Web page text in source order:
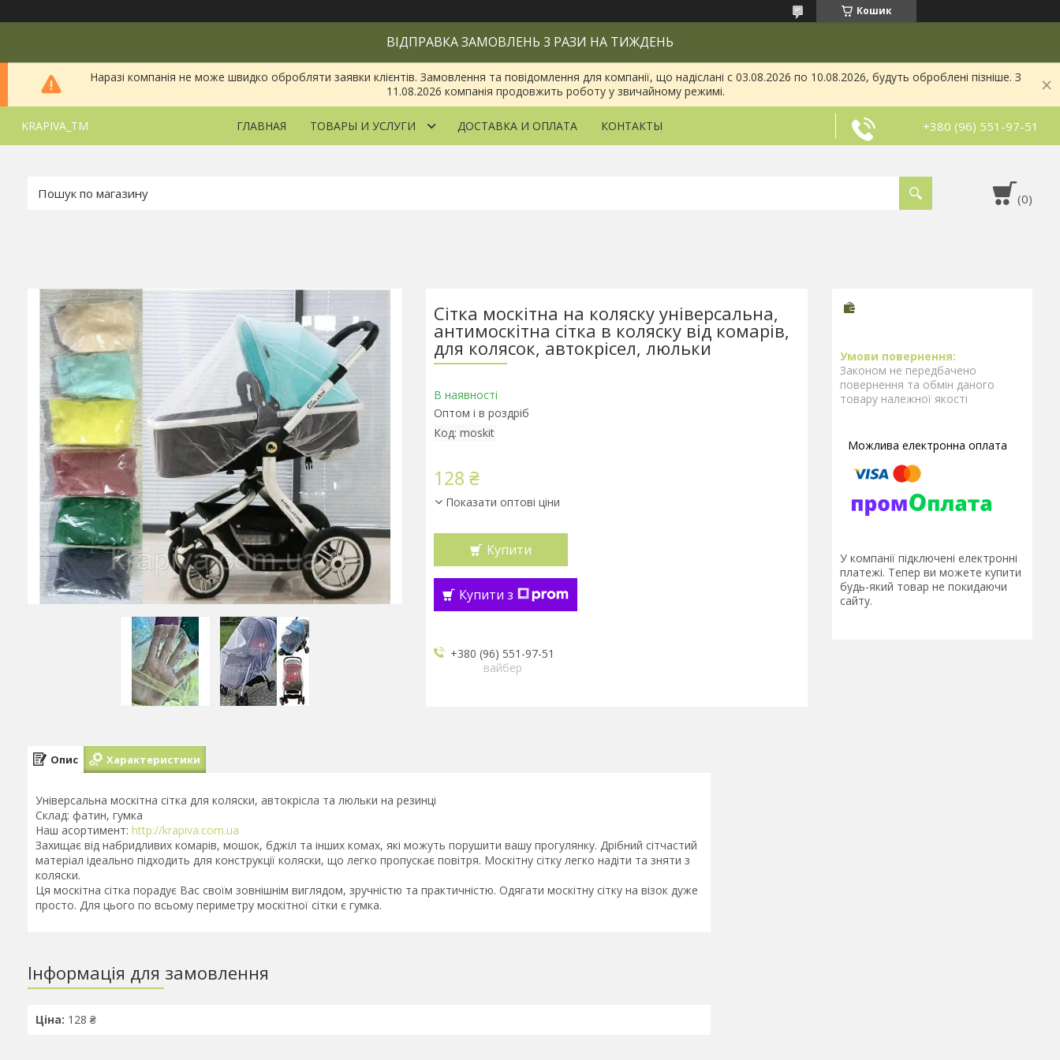
Кошик
ВІДПРАВКА ЗАМОВЛЕНЬ 3 РАЗИ НА ТИЖДЕНЬ
Наразі компанія не може швидко обробляти заявки клієнтів. Замовлення та повідомлення для компанії, що надіслані с 03.08.2026 по 10.08.2026, будуть оброблені пізніше. З
11.08.2026 компанія продовжить роботу у звичайному режимі.
KRAPIVA_TM ГЛАВНАЯ ТОВАРЫ И УСЛУГИ ДОСТАВКА И ОПЛАТА КОНТАКТЫ +380 (96) 551-97-51
Сітка москітна на коляску універсальна,
антимоскітна сітка в коляску від комарів,
для колясок, автокрісел, люльки
В наявності
Оптом і в роздріб
Код: moskit
128 ₴
Показати оптові ціни
Купити
Купити з
+380 (96) 551-97-51
вайбер
Законом не передбачено
повернення та обмін даного
товару належної якості
У компанії підключені електронні
платежі. Тепер ви можете купити
будь-який товар не покидаючи
сайту.
Опис Характеристики
Універсальна москітна сітка для коляски, автокрісла та люльки на резинці
Склад: фатин, гумка
Наш асортимент: http://krapiva.com.ua
Захищає від набридливих комарів, мошок, бджіл та інших комах, які можуть порушити вашу прогулянку. Дрібний сітчастий
матеріал ідеально підходить для конструкції коляски, що легко пропускає повітря. Москітну сітку легко надіти та зняти з
коляски.
Ця москітна сітка порадує Вас своїм зовнішнім виглядом, зручністю та практичністю. Одягати москітну сітку на візок дуже
просто. Для цього по всьому периметру москітної сітки є гумка.
Інформація для замовлення
Ціна: 128 ₴